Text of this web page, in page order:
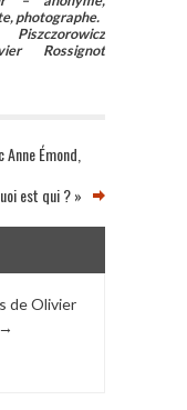
photographe.
Rossignot
Émond,
est qui ? »
de Olivier
→